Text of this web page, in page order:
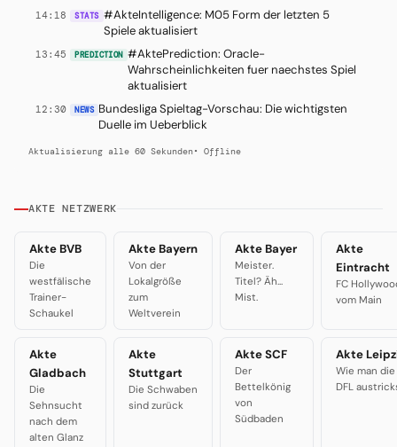
14:18 STATS #AkteIntelligence: M05 Form der letzten 5
Spiele aktualisiert
13:45 PREDICTION #AktePrediction: Oracle-
Wahrscheinlichkeiten fuer naechstes Spiel
aktualisiert
12:30 NEWS Bundesliga Spieltag-Vorschau: Die wichtigsten
Duelle im Ueberblick
Aktualisierung alle 60 Sekunden• Offline
AKTE NETZWERK
Akte BVB
Die
westfälische
Trainer-
Schaukel
Akte Bayern
Von der
Lokalgröße
zum
Weltverein
Akte Bayer
Meister.
Titel? Äh...
Mist.
Akte
Eintracht
FC
vom Main
Akte
Gladbach
Die
Sehnsucht
nach dem
alten Glanz
Akte
Stuttgart
Die Schwaben
sind zurück
Akte SCF
Der
Bettelkönig
von
Südbaden
Akte
Wie man die
DFL